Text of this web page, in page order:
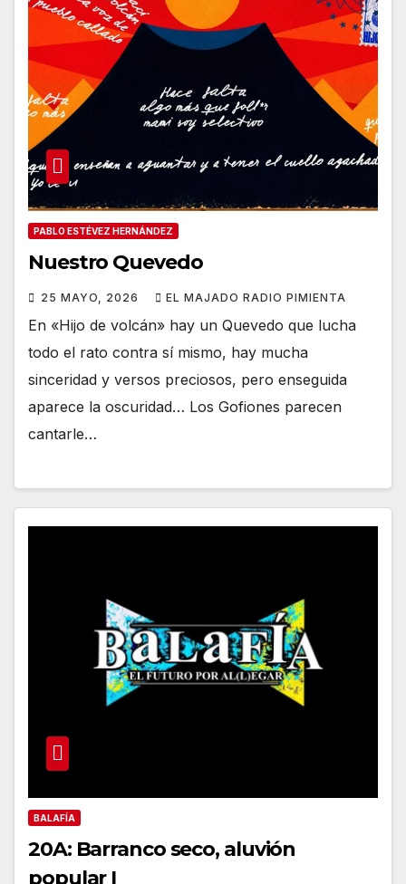
PABLO ESTÉVEZ HERNÁNDEZ
Nuestro Quevedo
25 MAYO, 2026 EL MAJADO RADIO PIMIENTA
En «Hijo de volcán» hay un Quevedo que lucha
todo el rato contra sí mismo, hay mucha
sinceridad y versos preciosos, pero enseguida
aparece la oscuridad… Los Gofiones parecen
cantarle…
BALAFÍA
20A: Barranco seco, aluvión
popular I